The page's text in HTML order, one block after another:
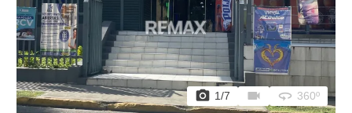
photo_camera 1/7 videocam 360 360º